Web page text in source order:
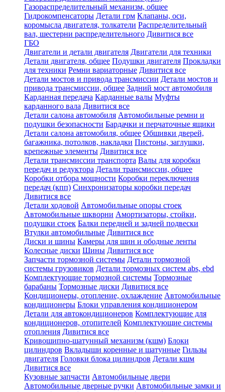
Газораспределительный механизм, общее
Гидрокомпенсаторы Детали грм Клапаны, оси,
коромысла двигателя, толкатели Распределительный
вал, шестерни распределительного Дивитися все
ГБО
Двигатели и детали двигателя Двигатели для техники
Детали двигателя, общее Подушки двигателя Прокладки
для техники Ремни вариаторные Дивитися все
Детали мостов и привода трансмиссии Детали мостов и
привода трансмиссии, общее Задний мост автомобиля
Карданная передача Карданные валы Муфты
карданного вала Дивитися все
Детали салона автомобиля Автомобильные ремни и
подушки безопасности Бардачки и перчаточные ящики
Детали салона автомобиля, общее Обшивки дверей,
багажника, потолков, накладки Пистоны, заглушки,
крепежные элементы Дивитися все
Детали трансмиссии транспорта Валы для коробки
передач и редуктора Детали трансмиссии, общее
Коробки отбора мощности Коробки переключения
передач (кпп) Синхронизаторы коробки передач
Дивитися все
Детали ходовой Автомобильные опоры стоек
Автомобильные шкворни Амортизаторы, стойки,
подушки стоек Балки передней и задней подвески
Втулки автомобильные Дивитися все
Диски и шины Камеры для шин и ободные ленты
Колесные диски Шины Дивитися все
Запчасти тормозной системы Детали тормозной
системы грузовиков Детали тормозных систем abs, ebd
Комплектующие тормозной системы Тормозные
барабаны Тормозные диски Дивитися все
Кондиционеры, отопление, охлаждение Автомобильные
кондиционеры Блоки управления кондиционером
Детали для автокондиционеров Комплектующие для
кондиционеров, отопителей Комплектующие системы
отопления Дивитися все
Кривошипно-шатунный механизм (кшм) Блоки
цилиндров Вкладыши коренные и шатунные Гильзы
двигателя Головки блока цилиндров Детали кшм
Дивитися все
Кузовные запчасти Автомобильные двери
Автомобильные дверные ручки Автомобильные замки и